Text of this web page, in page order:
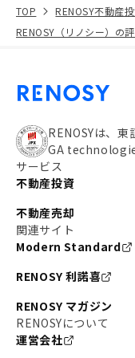
TOP RENOSY不動産
RENOSY（リノシー）の
RENOSYは、
GA
サービス
不動産投資
不動産売却
関連サイト
Modern Standard
RENOSY 利諾喜
RENOSY マガジン
RENOSYについて
運営会社